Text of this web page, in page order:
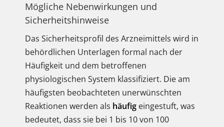
Mögliche Nebenwirkungen und
Sicherheitshinweise
Das Sicherheitsprofil des Arzneimittels wird in
behördlichen Unterlagen formal nach der
Häufigkeit und dem betroffenen
physiologischen System klassifiziert. Die am
häufigsten beobachteten unerwünschten
Reaktionen werden als häufig eingestuft, was
bedeutet, dass sie bei 1 bis 10 von 100